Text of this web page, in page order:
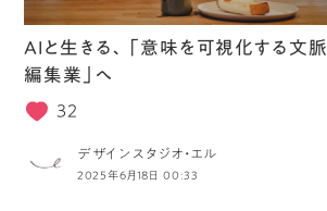
AIと生きる、「意味を可視化する文脈
編集業」へ
32
デザインスタジオ・エル
2025年6月18日 00:33